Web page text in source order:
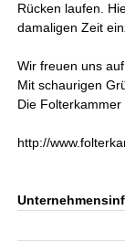
Rücken laufen.
damaligen Zeit
Wir freuen uns
Mit schaurigen
Die
http://